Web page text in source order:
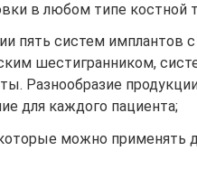
в любом типе костной
пять систем имплантов
шестигранником,
Разнообразие
для каждого пациента;
можно применять